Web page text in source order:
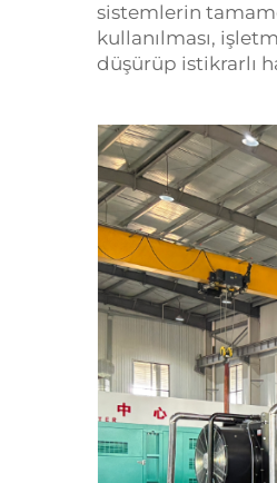
sistemlerin
kullanılması,
düşürüp istikrarlı